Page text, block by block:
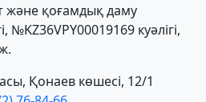
және қоғамдық даму
№KZ36VPY00019169 куәлігі,
Қонаев көшесі, 12/1